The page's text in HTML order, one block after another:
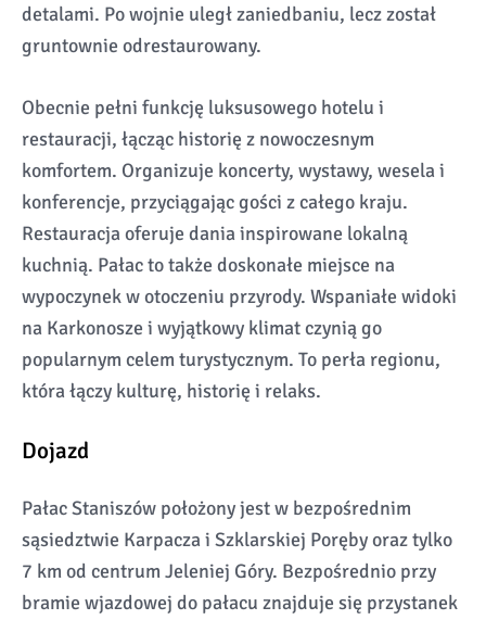
detalami. Po wojnie uległ zaniedbaniu, lecz został
gruntownie odrestaurowany.
Obecnie pełni funkcję luksusowego hotelu i
restauracji, łącząc historię z nowoczesnym
komfortem. Organizuje koncerty, wystawy, wesela i
konferencje, przyciągając gości z całego kraju.
Restauracja oferuje dania inspirowane lokalną
kuchnią. Pałac to także doskonałe miejsce na
wypoczynek w otoczeniu przyrody. Wspaniałe widoki
na Karkonosze i wyjątkowy klimat czynią go
popularnym celem turystycznym. To perła regionu,
która łączy kulturę, historię i relaks.
Dojazd
Pałac Staniszów położony jest w bezpośrednim
sąsiedztwie Karpacza i Szklarskiej Poręby oraz tylko
7 km od centrum Jeleniej Góry. Bezpośrednio przy
bramie wjazdowej do pałacu znajduje się przystanek